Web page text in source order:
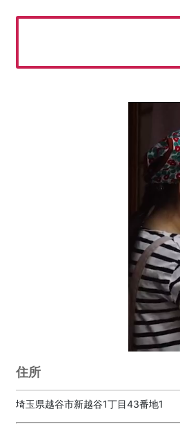
住所
埼玉県越谷市新越谷1丁目43番地1